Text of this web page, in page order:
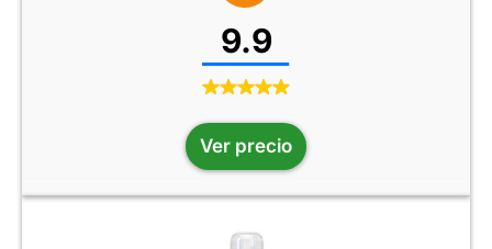
9.9
Ver precio